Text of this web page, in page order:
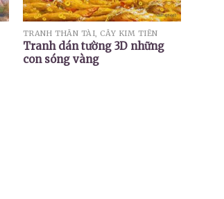
TRANH THẦN TÀI, CÂY KIM TIỀN
Tranh dán tường 3D những
con sóng vàng